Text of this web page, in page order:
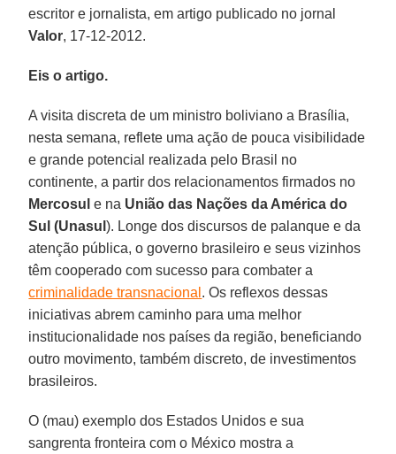
escritor e jornalista, em artigo publicado no jornal
Valor, 17-12-2012.
Eis o artigo.
A visita discreta de um ministro boliviano a Brasília,
nesta semana, reflete uma ação de pouca visibilidade
e grande potencial realizada pelo Brasil no
continente, a partir dos relacionamentos firmados no
Mercosule na União das Nações da América do
Sul (Unasul). Longe dos discursos de palanque e da
atenção pública, o governo brasileiro e seus vizinhos
têm cooperado com sucesso para combater a
criminalidade transnacional . Os reflexos dessas
iniciativas abrem caminho para uma melhor
institucionalidade nos países da região, beneficiando
outro movimento, também discreto, de investimentos
brasileiros.
O (mau) exemplo dos Estados Unidos e sua
sangrenta fronteira com o México mostra a